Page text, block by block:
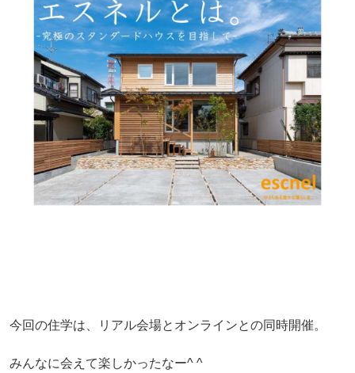
今回の住学は、リアル会場とオンラインとの同時開催。
みんなに会えて楽しかったなー^ ^